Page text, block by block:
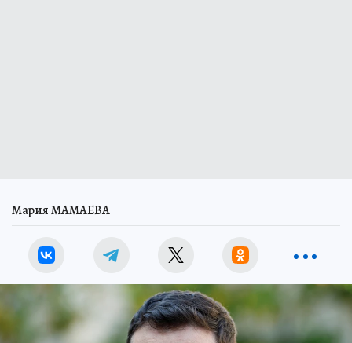
Мария МАМАЕВА